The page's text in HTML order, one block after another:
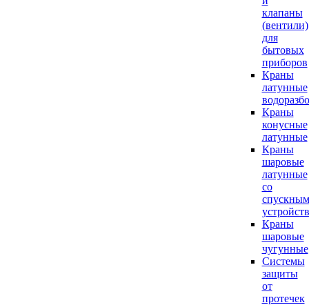
клапаны
(вентили)
для
бытовых
приборов
Краны
латунные
Краны
конусные
латунные
Краны
шаровые
латунные
со
спускным
Краны
шаровые
чугунные
Системы
защиты
от
протечек